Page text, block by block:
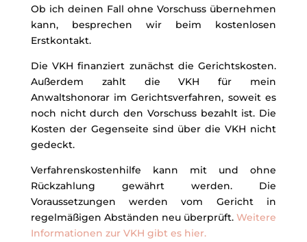
Ob ich deinen Fall ohne Vorschuss übernehmen
kann, besprechen wir beim kostenlosen
Erstkontakt.
Die VKH finanziert zunächst die Gerichtskosten.
Außerdem zahlt die VKH für mein
Anwaltshonorar im Gerichtsverfahren, soweit es
noch nicht durch den Vorschuss bezahlt ist. Die
Kosten der Gegenseite sind über die VKH nicht
gedeckt.
Verfahrenskostenhilfe kann mit und ohne
Rückzahlung gewährt werden. Die
Voraussetzungen werden vom Gericht in
regelmäßigen Abständen neu überprüft.Weitere
Informationen zur VKH gibt es hier.